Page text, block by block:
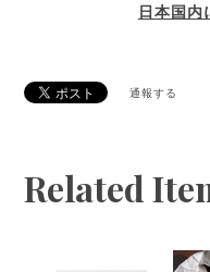
日本国内
通報する
Related